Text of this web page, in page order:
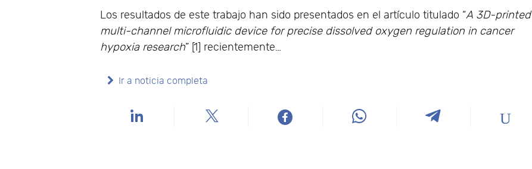
Los resultados de este trabajo han sido presentados en el artículo titulado “A 3D-printed
multi-channel microfluidic device for precise dissolved oxygen regulation in cancer
hypoxia research” [1] recientemente…
Ir a noticia completa